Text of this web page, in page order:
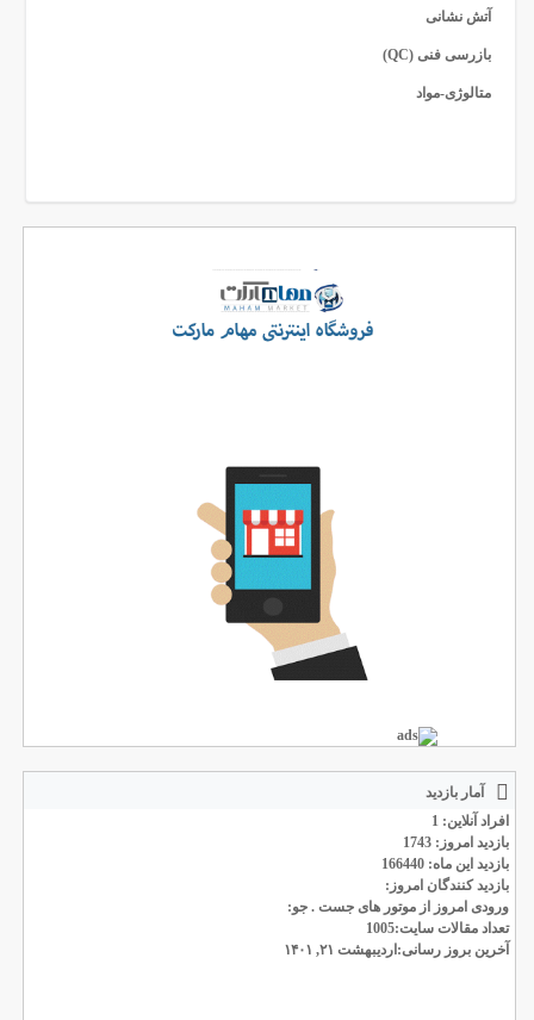
آتش نشانی
بازرسی فنی (QC)
متالوژی-مواد
آمار بازدید
افراد آنلاین: 1
بازدید امروز: 1743
بازدید این ماه: 166440
بازدید کنندگان امروز:
ورودی امروز از موتور های جست . جو:
تعداد مقالات سایت:1005
آخرین بروز رسانی:اردیبهشت ۲۱, ۱۴۰۱